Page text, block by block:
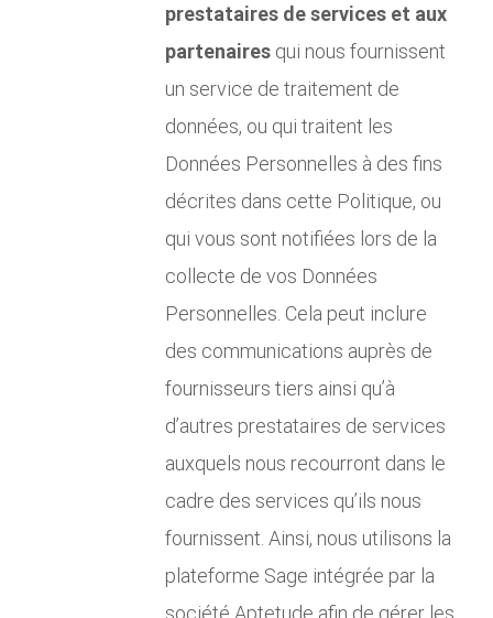
prestataires de services et aux
partenaires qui nous fournissent
un service de traitement de
données, ou qui traitent les
Données Personnelles à des fins
décrites dans cette Politique, ou
qui vous sont notifiées lors de la
collecte de vos Données
Personnelles. Cela peut inclure
des communications auprès de
fournisseurs tiers ainsi qu’à
d’autres prestataires de services
auxquels nous recourront dans le
cadre des services qu’ils nous
fournissent. Ainsi, nous utilisons la
plateforme Sage intégrée par la
société Aptetude afin de gérer les